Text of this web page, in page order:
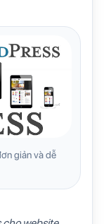
giản và dễ